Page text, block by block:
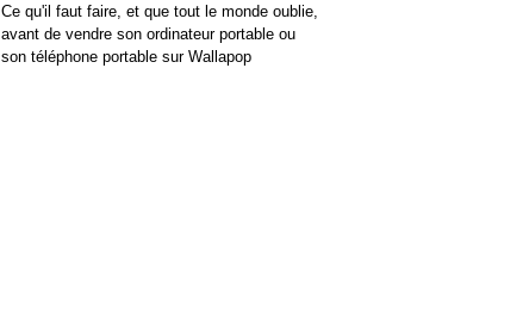
Ce qu'il faut faire, et que tout le monde oublie,
avant de vendre son ordinateur portable ou
son téléphone portable sur Wallapop